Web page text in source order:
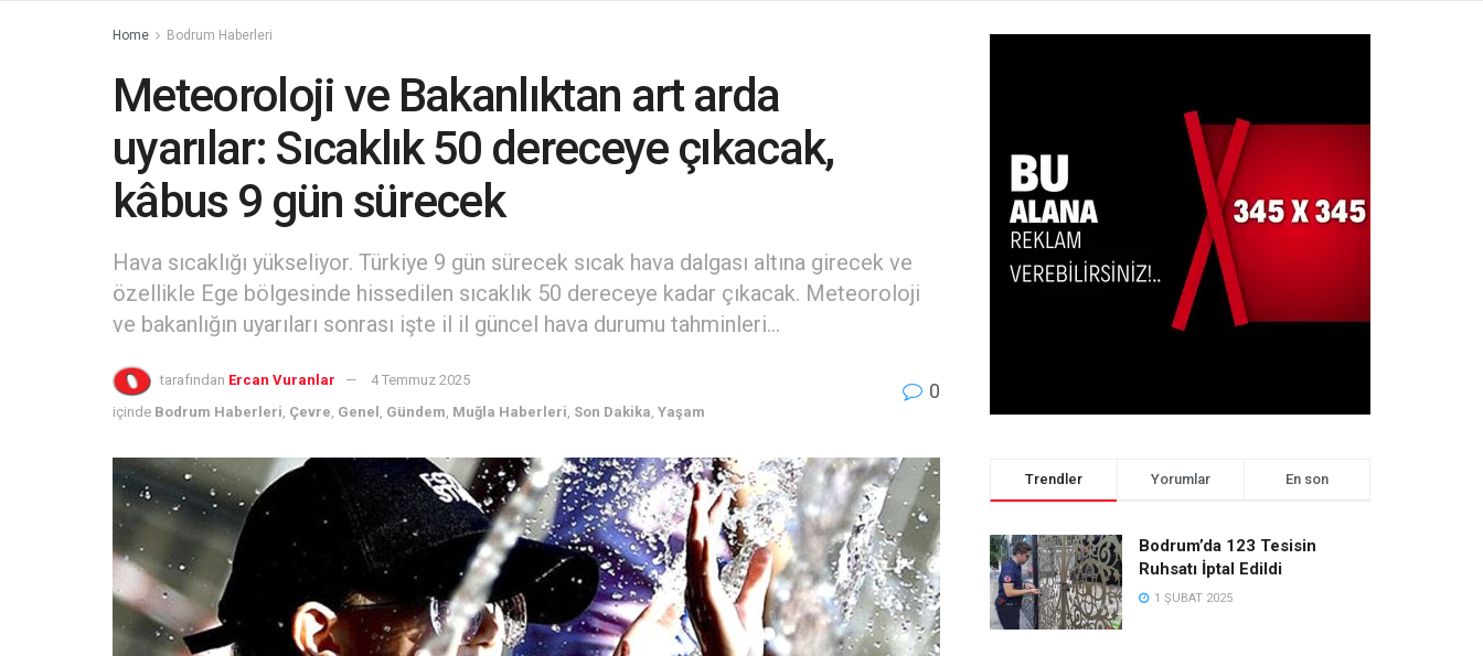
Home Bodrum Haberleri
Meteoroloji ve Bakanlıktan art arda
uyarılar: Sıcaklık 50 dereceye çıkacak,
kâbus 9 gün sürecek
Hava sıcaklığı yükseliyor. Türkiye 9 gün sürecek sıcak hava dalgası altına girecek ve
özellikle Ege bölgesinde hissedilen sıcaklık 50 dereceye kadar çıkacak. Meteoroloji
ve bakanlığın uyarıları sonrası işte il il güncel hava durumu tahminleri...
tarafından Ercan Vuranlar
4 Temmuz 2025
içinde Bodrum Haberleri Çevre Genel Gündem Muğla Haberleri Son Dakika Yaşam
0
Trendler Yorumlar En son
Bodrum’da 123 Tesisin
Ruhsatı İptal Edildi
1 ŞUBAT 2025